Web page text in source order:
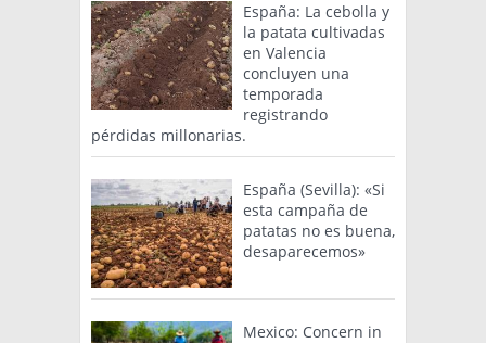
España: La cebolla y
la patata cultivadas
en Valencia
concluyen una
temporada
registrando
pérdidas millonarias.
España (Sevilla): «Si
esta campaña de
patatas no es buena,
desaparecemos»
Mexico: Concern in